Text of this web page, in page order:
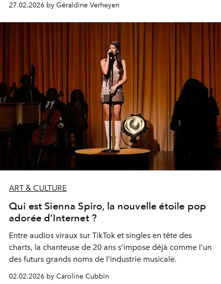
électrisante.
27.02.2026 by Géraldine Verheyen
ART & CULTURE
Qui est Sienna Spiro, la nouvelle étoile pop
adorée d’Internet ?
Entre audios viraux sur TikTok et singles en tête des
charts, la chanteuse de 20 ans s’impose déjà comme l’un
des futurs grands noms de l’industrie musicale.
02.02.2026 by Caroline Cubbin